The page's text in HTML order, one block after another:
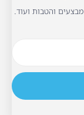
והטבות ועוד.